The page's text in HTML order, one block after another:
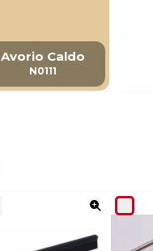
Avorio Caldo
N0111